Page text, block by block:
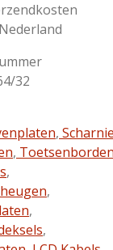
32
,
,
,
,
,
,